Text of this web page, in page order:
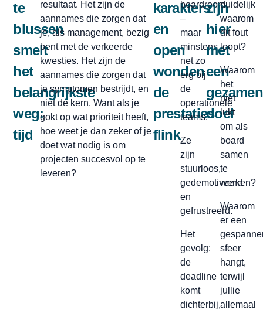
te
blussen
smelt
het
belangrijkste
weg:
tijd
resultaat. Het zijn de
aannames die zorgen dat
je, als management, bezig
bent met de verkeerde
kwesties. Het zijn de
aannames die zorgen dat
je symptomen bestrijdt, en
niet de kern. Want als je
gokt op wat prioriteit heeft,
hoe weet je dan zeker of je
doet wat nodig is om
projecten succesvol op te
leveren?
karakters
en
open
wonden
de
prestaties
flink
boardroom
–
maar
minstens
net zo
erg bij
de
operationele
teams.
Ze
zijn
stuurloos,
gedemotiveerd
en
gefrustreerd.
Het
gevolg:
de
deadline
komt
dichterbij,
zijn
hier
met
een
doel
duidelijk
waarom
dit fout
loopt?
Waarom
het
niet
lukt
om als
board
samen
te
werken?
Waarom
er een
sfeer
hangt,
terwijl
jullie
allemaal